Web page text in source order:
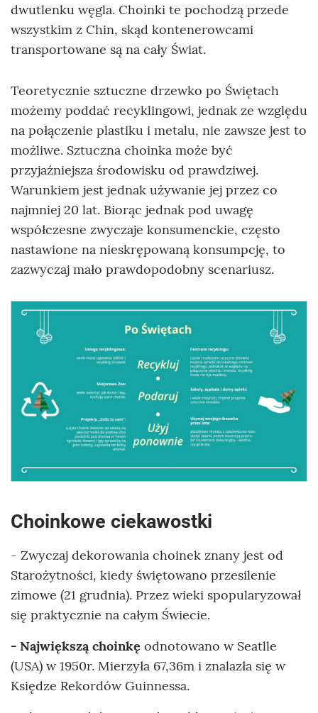
dwutlenku węgla. Choinki te pochodzą przede
wszystkim z Chin, skąd kontenerowcami
transportowane są na cały Świat.
Teoretycznie sztuczne drzewko po Świętach
możemy poddać recyklingowi, jednak ze względu
na połączenie plastiku i metalu, nie zawsze jest to
możliwe. Sztuczna choinka może być
przyjaźniejsza środowisku od prawdziwej.
Warunkiem jest jednak używanie jej przez co
najmniej 20 lat. Biorąc jednak pod uwagę
współczesne zwyczaje konsumenckie, często
nastawione na nieskrępowaną konsumpcję, to
zazwyczaj mało prawdopodobny scenariusz.
Choinkowe ciekawostki
- Zwyczaj dekorowania choinek znany jest od
Starożytności, kiedy świętowano przesilenie
zimowe (21 grudnia). Przez wieki spopularyzował
się praktycznie na całym Świecie.
- Największą choinkę odnotowano w Seatlle
(USA) w 1950r. Mierzyła 67,36m i znalazła się w
Księdze Rekordów Guinnessa.